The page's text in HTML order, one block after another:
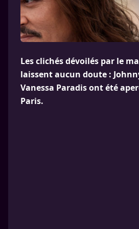
Les clichés dévoilés par le
laissent aucun doute :
Vanessa Paradis ont été
Paris.